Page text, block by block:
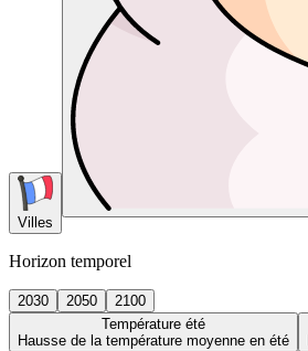
Villes
Horizon temporel
2030 2050
2100
Température été
Hausse de la température moyenne en été